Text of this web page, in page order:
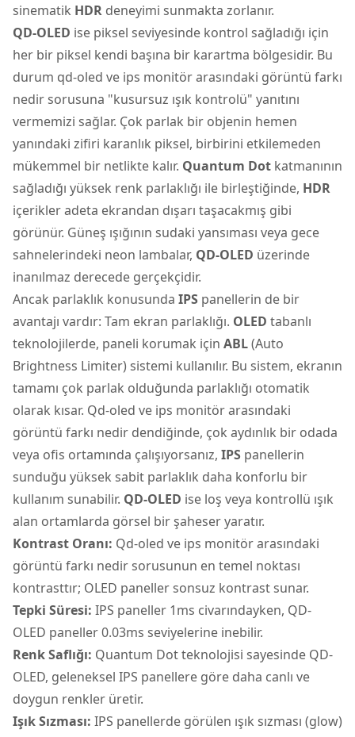
sinematik HDR deneyimi sunmakta zorlanır.
QD-OLED ise piksel seviyesinde kontrol sağladığı için
her bir piksel kendi başına bir karartma bölgesidir. Bu
durum qd-oled ve ips monitör arasındaki görüntü farkı
nedir sorusuna "kusursuz ışık kontrolü" yanıtını
vermemizi sağlar. Çok parlak bir objenin hemen
yanındaki zifiri karanlık piksel, birbirini etkilemeden
mükemmel bir netlikte kalır. Quantum Dot katmanının
sağladığı yüksek renk parlaklığı ile birleştiğinde, HDR
içerikler adeta ekrandan dışarı taşacakmış gibi
görünür. Güneş ışığının sudaki yansıması veya gece
sahnelerindeki neon lambalar, QD-OLED üzerinde
inanılmaz derecede gerçekçidir.
Ancak parlaklık konusunda IPS panellerin de bir
avantajı vardır: Tam ekran parlaklığı. OLED tabanlı
teknolojilerde, paneli korumak için ABL(Auto
Brightness Limiter) sistemi kullanılır. Bu sistem, ekranın
tamamı çok parlak olduğunda parlaklığı otomatik
olarak kısar. Qd-oled ve ips monitör arasındaki
görüntü farkı nedir dendiğinde, çok aydınlık bir odada
veya ofis ortamında çalışıyorsanız, IPS panellerin
sunduğu yüksek sabit parlaklık daha konforlu bir
kullanım sunabilir. QD-OLED ise loş veya kontrollü ışık
alan ortamlarda görsel bir şaheser yaratır.
Kontrast Oranı: Qd-oled ve ips monitör arasındaki
görüntü farkı nedir sorusunun en temel noktası
kontrasttır; OLED paneller sonsuz kontrast sunar.
Tepki Süresi: IPS paneller 1ms civarındayken, QD-
OLED paneller 0.03ms seviyelerine inebilir.
Renk Saflığı: Quantum Dot teknolojisi sayesinde QD-
OLED, geleneksel IPS panellere göre daha canlı ve
doygun renkler üretir.
Işık Sızması: IPS panellerde görülen ışık sızması (glow)